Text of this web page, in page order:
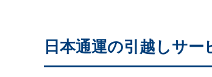
日本通運の引越しサー